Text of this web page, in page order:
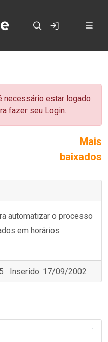
necessário estar logado
fazer seu Login.
Mais
baixados
automatizar o processo
em horários
Inserido: 17/09/2002